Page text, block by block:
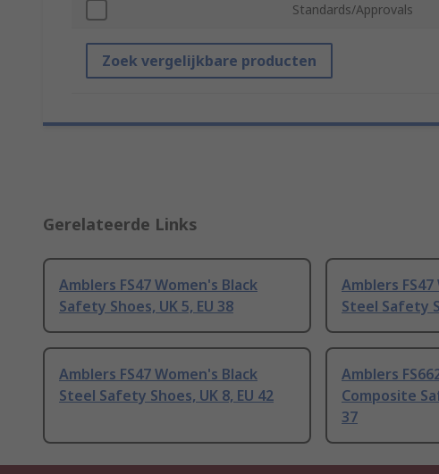
Standards/Approvals
Zoek vergelijkbare producten
Gerelateerde Links
Amblers FS47 Women's Black
Safety Shoes, UK 5, EU 38
Amblers
Steel Safety
Amblers FS47 Women's Black
Steel Safety Shoes, UK 8, EU 42
Amblers
Composite
37